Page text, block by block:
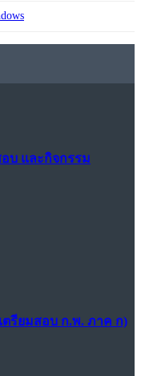
บ และกิจกรรม
ตรียมสอบ ก.พ. ภาค ก)